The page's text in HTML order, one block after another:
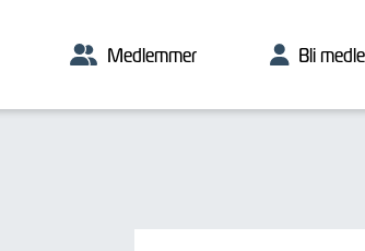
Medlemmer Bli